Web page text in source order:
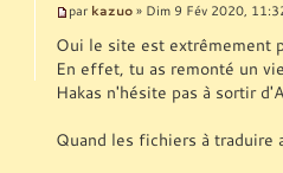
par kazuo » Dim 9 Fév 2020,
Oui le site est extrêmement
En effet, tu as remonté un
Hakas n'hésite pas à sortir
Quand les fichiers à traduire